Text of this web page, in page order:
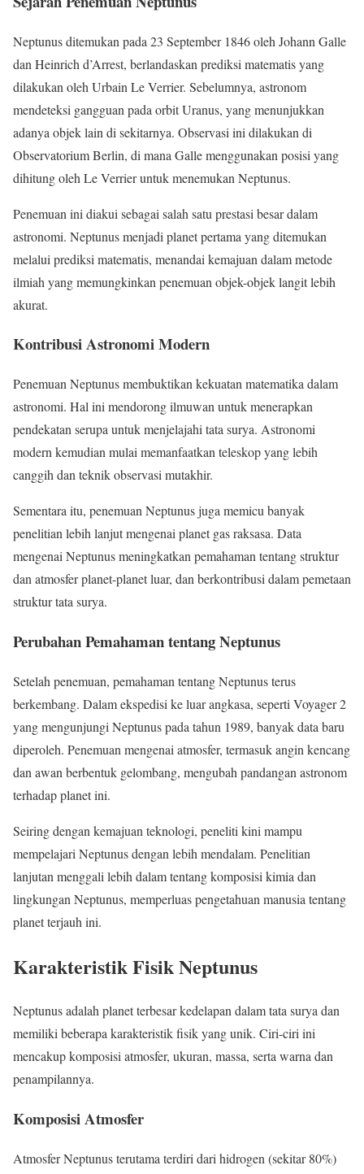
Neptunus ditemukan pada 23 September 1846 oleh Johann Galle
dan Heinrich d’Arrest, berlandaskan prediksi matematis yang
dilakukan oleh Urbain Le Verrier. Sebelumnya, astronom
mendeteksi gangguan pada orbit Uranus, yang menunjukkan
adanya objek lain di sekitarnya. Observasi ini dilakukan di
Observatorium Berlin, di mana Galle menggunakan posisi yang
dihitung oleh Le Verrier untuk menemukan Neptunus.
Penemuan ini diakui sebagai salah satu prestasi besar dalam
astronomi. Neptunus menjadi planet pertama yang ditemukan
melalui prediksi matematis, menandai kemajuan dalam metode
ilmiah yang memungkinkan penemuan objek-objek langit lebih
akurat.
Kontribusi Astronomi Modern
Penemuan Neptunus membuktikan kekuatan matematika dalam
astronomi. Hal ini mendorong ilmuwan untuk menerapkan
pendekatan serupa untuk menjelajahi tata surya. Astronomi
modern kemudian mulai memanfaatkan teleskop yang lebih
canggih dan teknik observasi mutakhir.
Sementara itu, penemuan Neptunus juga memicu banyak
penelitian lebih lanjut mengenai planet gas raksasa. Data
mengenai Neptunus meningkatkan pemahaman tentang struktur
dan atmosfer planet-planet luar, dan berkontribusi dalam pemetaan
struktur tata surya.
Perubahan Pemahaman tentang Neptunus
Setelah penemuan, pemahaman tentang Neptunus terus
berkembang. Dalam ekspedisi ke luar angkasa, seperti Voyager 2
yang mengunjungi Neptunus pada tahun 1989, banyak data baru
diperoleh. Penemuan mengenai atmosfer, termasuk angin kencang
dan awan berbentuk gelombang, mengubah pandangan astronom
terhadap planet ini.
Seiring dengan kemajuan teknologi, peneliti kini mampu
mempelajari Neptunus dengan lebih mendalam. Penelitian
lanjutan menggali lebih dalam tentang komposisi kimia dan
lingkungan Neptunus, memperluas pengetahuan manusia tentang
planet terjauh ini.
Karakteristik Fisik Neptunus
Neptunus adalah planet terbesar kedelapan dalam tata surya dan
memiliki beberapa karakteristik fisik yang unik. Ciri-ciri ini
mencakup komposisi atmosfer, ukuran, massa, serta warna dan
penampilannya.
Komposisi Atmosfer
Atmosfer Neptunus terutama terdiri dari hidrogen (sekitar 80%)